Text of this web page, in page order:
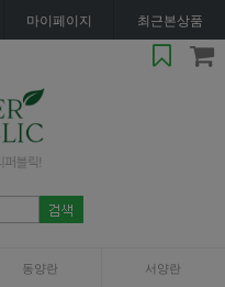
마이페이지 최근본상품
동양란 서양란